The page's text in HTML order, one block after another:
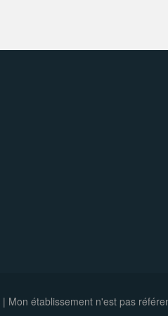
| Mon établissement n'est pas